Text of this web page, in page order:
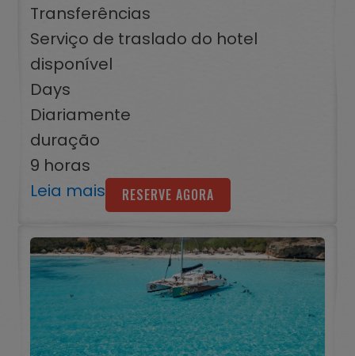
Transferências
Serviço de traslado do hotel
disponível
Days
Diariamente
duração
9 horas
Leia mais
RESERVE AGORA